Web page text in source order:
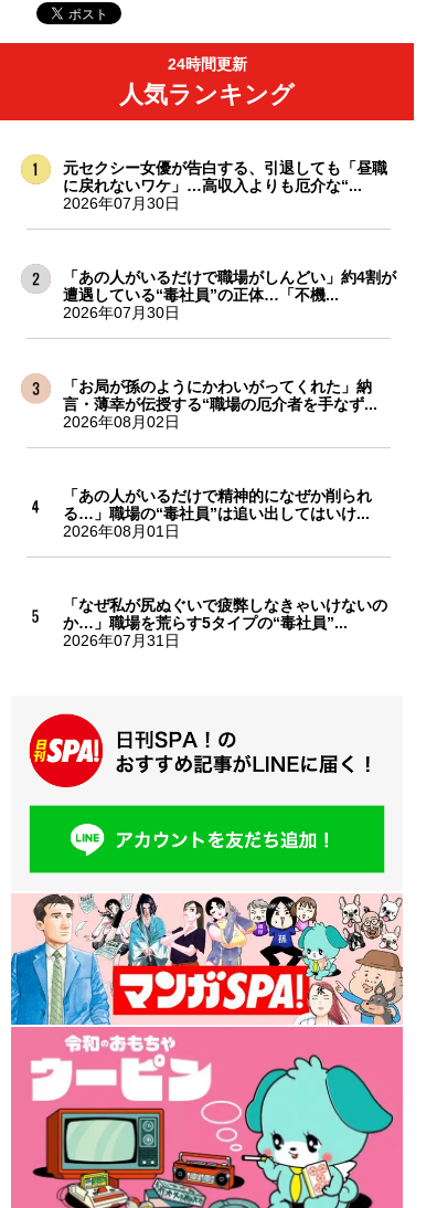
24時間更新
人気ランキング
元セクシー女優が告白する、引退しても「昼職
に戻れないワケ」…高収入よりも厄介な“...
2026年07月30日
「あの人がいるだけで職場がしんどい」約4割が
遭遇している“毒社員”の正体…「不機...
2026年07月30日
「お局が孫のようにかわいがってくれた」納
言・薄幸が伝授する“職場の厄介者を手なず...
2026年08月02日
「あの人がいるだけで精神的になぜか削られ
る…」職場の“毒社員”は追い出してはいけ...
2026年08月01日
「なぜ私が尻ぬぐいで疲弊しなきゃいけないの
か…」職場を荒らす5タイプの“毒社員”...
2026年07月31日